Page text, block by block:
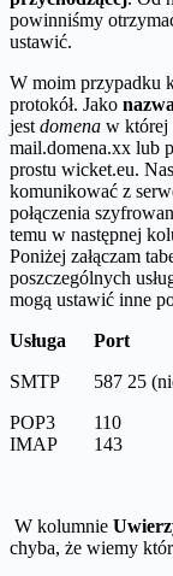
powinniśmy
ustawić.
W moim przypadku
protokół. Jako
jest domena w której
mail.domena.xx lub
prostu wicket.eu.
komunikować z
połączenia
temu w następnej
Poniżej załączam
poszczególnych
mogą ustawić inne
Usługa
Port
SMTP
587 25
POP3
110
IMAP
143
W kolumnie
chyba, że wiemy